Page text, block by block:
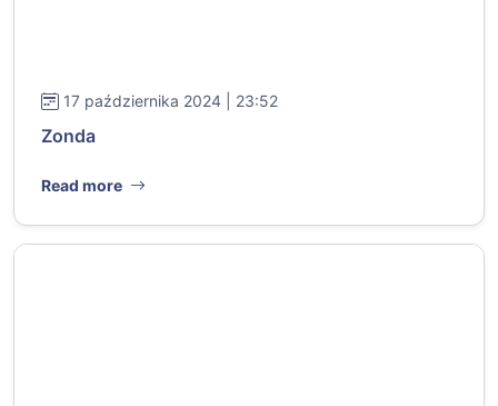
17 października 2024 | 23:52
Zonda
Read more